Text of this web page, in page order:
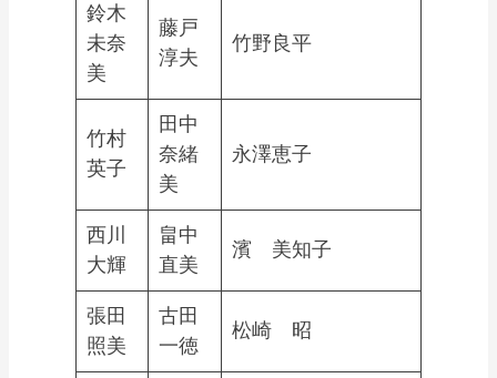
鈴木
未奈
美
藤戸
淳夫
竹野良平
竹村
英子
田中
奈緒
美
永澤恵子
西川
大輝
畠中
直美
濱 美知子
張田
照美
古田
一徳
松崎 昭